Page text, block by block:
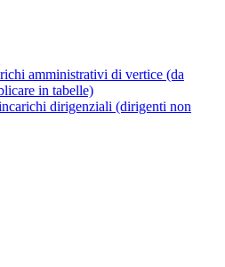
amministrativi di vertice (da
in tabelle)
dirigenziali (dirigenti non